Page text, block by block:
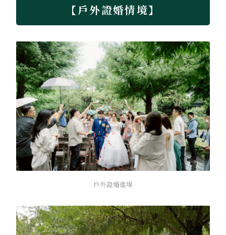
【戶外證婚情境】
戶外證婚進場